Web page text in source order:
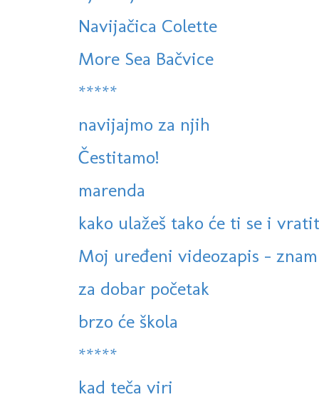
Navijačica Colette
More Sea Bačvice
*****
navijajmo za njih
Čestitamo!
marenda
kako ulažeš tako će ti se i
Moj uređeni videozapis -
za dobar početak
brzo će škola
*****
kad teča viri